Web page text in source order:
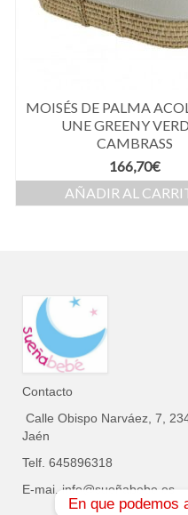
MOISÉS DE PALMA
UNE GREENY
CAMBRASS
166,70€
AÑADIR AL
Contacto
Calle Obispo Narváez, 7,
Jaén
Telf. 645896318
E-mai. info@sueñabebe.es
En que podemos